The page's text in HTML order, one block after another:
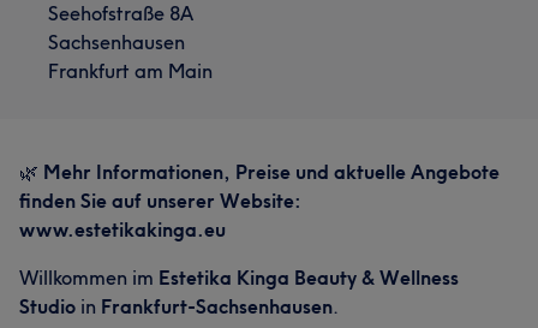
Seehofstraße 8A
Sachsenhausen
Frankfurt am Main
🌿 Mehr Informationen, Preise und aktuelle Angebote
finden Sie auf unserer Website:
www.estetikakinga.eu
Willkommen im Estetika Kinga Beauty & Wellness
Studio in Frankfurt-Sachsenhausen.